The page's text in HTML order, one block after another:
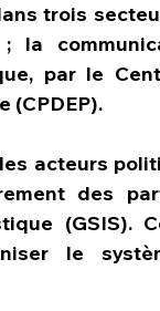
trois
; la
par le
(CPDEP).
acteurs
des
(GSIS).
le